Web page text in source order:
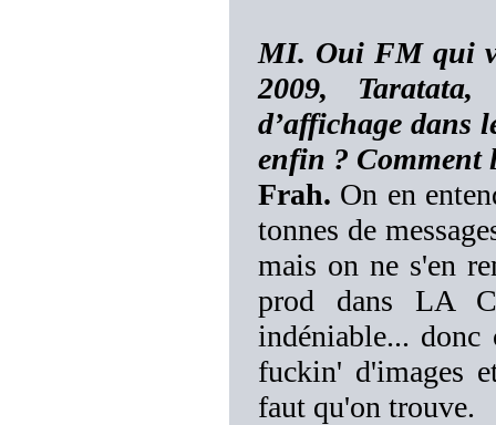
MI. Oui FM qui
2009, Taratata,
d’affichage dans
enfin ? Comment
Frah. On en
tonnes de
mais on ne s'en
prod dans LA
indéniable...
fuckin' d'images
faut qu'on trouve.